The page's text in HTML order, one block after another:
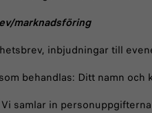
marknadsföring
inbjudningar till
behandlas: Ditt namn och
samlar in